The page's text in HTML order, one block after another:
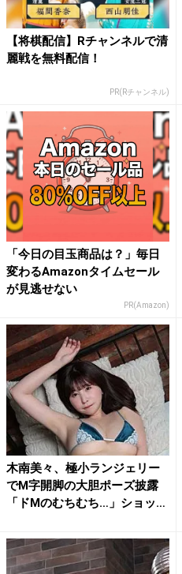
【将棋配信】Rチャンネルで清
麗戦を無料配信！
PR(Rチャンネル)
「今日の目玉商品は？」毎日
変わるAmazonタイムセール
が見逃せない
PR(Amazon)
木南美々、極小ランジェリー
でM字開脚の大胆ポーズ披露
「ドMのむちむち…」ショッ